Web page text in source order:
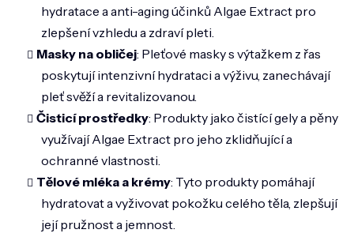
hydratace a anti-aging účinků Algae Extract pro
zlepšení vzhledu a zdraví pleti.
Masky na obličej: Pleťové masky s výtažkem z řas
poskytují intenzivní hydrataci a výživu, zanechávají
pleť svěží a revitalizovanou.
Čisticí prostředky: Produkty jako čistící gely a pěny
využívají Algae Extract pro jeho zklidňující a
ochranné vlastnosti.
Tělové mléka a krémy: Tyto produkty pomáhají
hydratovat a vyživovat pokožku celého těla, zlepšují
její pružnost a jemnost.